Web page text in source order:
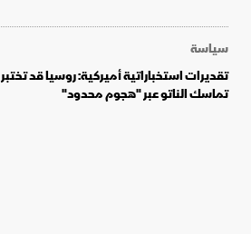
سياسة
تقديرات استخباراتية أميركية: روسيا قد تختبر
تماسك الناتو عبر "هجوم محدود"